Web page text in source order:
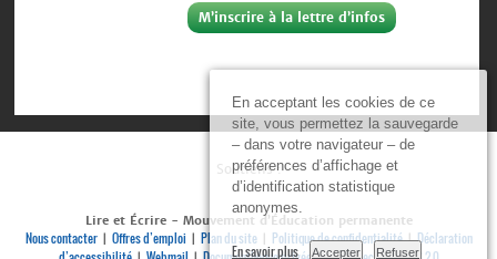
En acceptant les cookies de ce
site, vous permettez la sauvegarde
– dans votre navigateur – de
préférences d’affichage et
d’identification statistique
anonymes.
En savoir plus Accepter Refuser
Soutiens :
Lire et Écrire - Mouvement d’Éducation permanente
Nous contacter| Offres d’emploi Plan du site| Politique de confidentialité|Déclaration